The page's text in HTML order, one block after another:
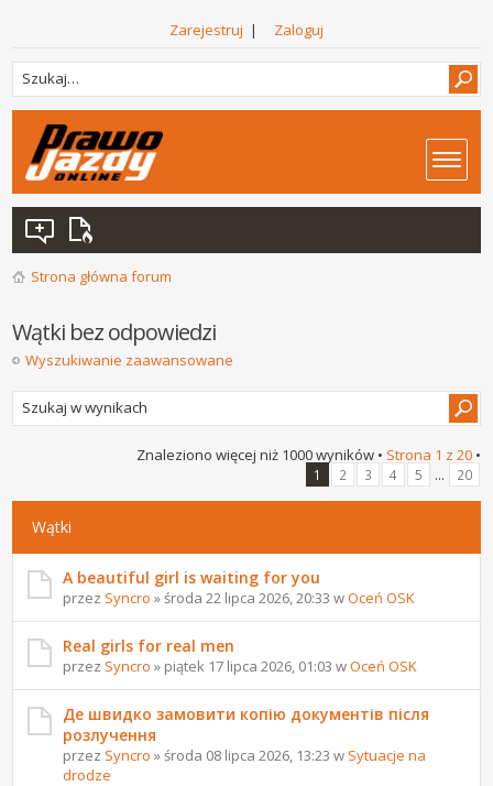
Zarejestruj | Zaloguj
Strona główna forum
Wątki bez odpowiedzi
Wyszukiwanie zaawansowane
Znaleziono więcej niż 1000 wyników • Strona 1 z 20•
1 2 3 4 5 ... 20
Wątki
A beautiful girl is waiting for you
przez Syncro » środa 22 lipca 2026, 20:33 wOceń OSK
Real girls for real men
przez Syncro » piątek 17 lipca 2026, 01:03 wOceń OSK
Де швидко замовити копію документів після
розлучення
przez Syncro » środa 08 lipca 2026, 13:23 w Sytuacje na
drodze